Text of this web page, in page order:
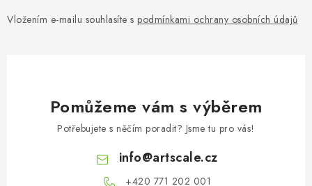
Vložením e-mailu souhlasíte s podmínkami ochrany osobních údajů
Pomůžeme vám s výběrem
Potřebujete s něčím poradit? Jsme tu pro vás!
info@artscale.cz
+420 771 202 001​